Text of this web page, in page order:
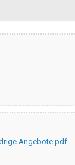
Angebote.pdf